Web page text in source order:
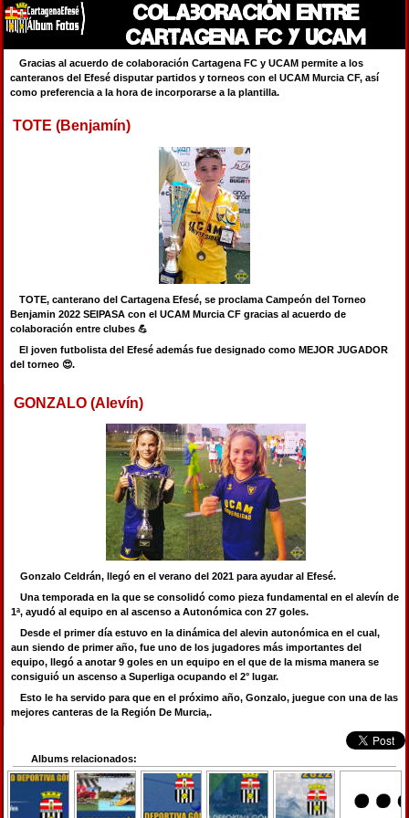
Colaboración entre
Cartagena FC y UCAM
Gracias al acuerdo de colaboración Cartagena FC y UCAM permite a los
canteranos del Efesé disputar partidos y torneos con el UCAM Murcia CF, así
como preferencia a la hora de incorporarse a la plantilla.
TOTE (Benjamín)
TOTE, canterano del Cartagena Efesé, se proclama Campeón del Torneo
Benjamin 2022 SEIPASA con el UCAM Murcia CF gracias al acuerdo de
colaboración entre clubes 💪
El joven futbolista del Efesé además fue designado como MEJOR JUGADOR
del torneo 😍.
GONZALO (Alevín)
Gonzalo Celdrán, llegó en el verano del 2021 para ayudar al Efesé.
Una temporada en la que se consolidó como pieza fundamental en el alevín de
1ª, ayudó al equipo en al ascenso a Autonómica con 27 goles.
Desde el primer día estuvo en la dinámica del alevin autonómica en el cual,
aun siendo de primer año, fue uno de los jugadores más importantes del
equipo, llegó a anotar 9 goles en un equipo en el que de la misma manera se
consiguió un ascenso a Superliga ocupando el 2° lugar.
Esto le ha servido para que en el próximo año, Gonzalo, juegue con una de las
mejores canteras de la Región De Murcia,.
Albums relacionados: